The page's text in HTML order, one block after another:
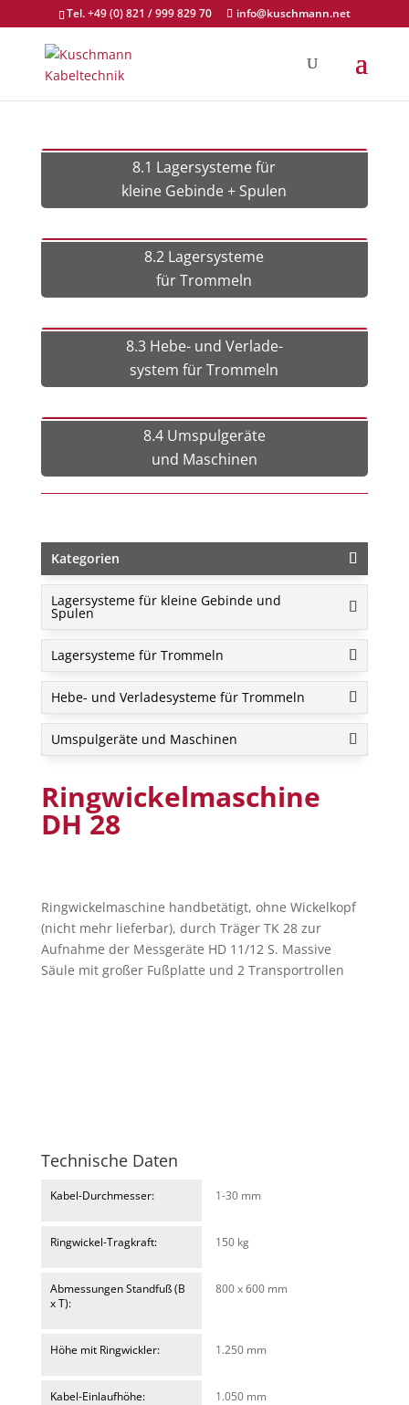
Tel. +49 (0) 821 / 999 829 70 info@kuschmann.net
8.1 Lagersysteme für
kleine Gebinde + Spulen
8.2 Lagersysteme
für Trommeln
8.3 Hebe- und Verlade-
system für Trommeln
8.4 Umspulgeräte
und Maschinen
Kategorien
Lagersysteme für kleine Gebinde und
Spulen
Lagersysteme für Trommeln
Hebe- und Verladesysteme für Trommeln
Umspulgeräte und Maschinen
Ringwickelmaschine
DH 28
Ringwickelmaschine handbetätigt, ohne Wickelkopf
(nicht mehr lieferbar), durch Träger TK 28 zur
Aufnahme der Messgeräte HD 11/12 S. Massive
Säule mit großer Fußplatte und 2 Transportrollen
Technische Daten
Kabel-Durchmesser: 1-30 mm
Ringwickel-Tragkraft: 150 kg
Abmessungen Standfuß (B
x T):
800 x 600 mm
Höhe mit Ringwickler: 1.250 mm
Kabel-Einlaufhöhe: 1.050 mm